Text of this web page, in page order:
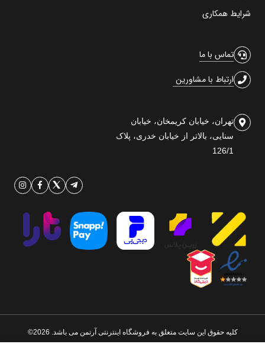
شرایط همکاری
تماس با ما
ارتباط با مشاورین
تهران، خیابان کریمخان، خیابان
سنایی، بالاتر از خیابان خدری، پلاک
126/1
کلیه حقوق این سایت متعلق به فروشگاه اینترنتی آرتمن می باشد. 2026©